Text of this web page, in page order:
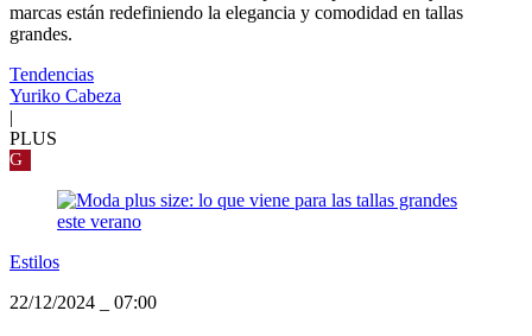
marcas están redefiniendo la elegancia y comodidad en tallas
grandes.
Tendencias
Yuriko Cabeza
|
PLUS
G
Estilos
22/12/2024
07:00